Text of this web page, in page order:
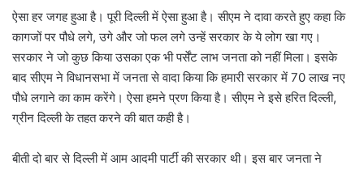
ऐसा हर जगह हुआ है। पूरी दिल्ली में ऐसा हुआ है। सीएम ने दावा करते हुए कहा कि
कागजों पर पौधे लगे, उगे और जो फल लगे उन्हें सरकार के ये लोग खा गए।
सरकार ने जो कुछ किया उसका एक भी पर्सेंट लाभ जनता को नहीं मिला। इसके
बाद सीएम ने विधानसभा में जनता से वादा किया कि हमारी सरकार में 70 लाख नए
पौधे लगाने का काम करेंगे। ऐसा हमने प्रण किया है। सीएम ने इसे हरित दिल्ली,
ग्रीन दिल्ली के तहत करने की बात कही है।
बीती दो बार से दिल्ली में आम आदमी पार्टी की सरकार थी। इस बार जनता ने